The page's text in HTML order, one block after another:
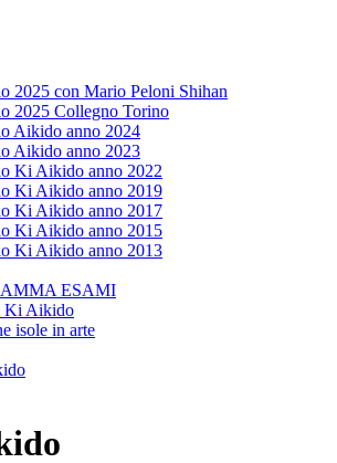
2025 con Mario Peloni Shihan
2025 Collegno Torino
Aikido anno 2024
Aikido anno 2023
Ki Aikido anno 2022
Ki Aikido anno 2019
Ki Aikido anno 2017
Ki Aikido anno 2015
Ki Aikido anno 2013
ESAMI
Ki Aikido
isole in arte